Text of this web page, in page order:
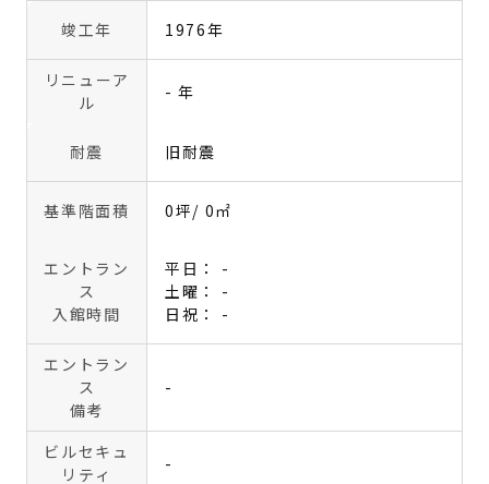
竣工年 1976年
リニューア
ル
- 年
耐震 旧耐震
基準階面積 0坪/ 0㎡
エントラン
ス
入館時間
平日： -
土曜： -
日祝： -
エントラン
ス
備考
-
ビルセキュ
リティ
-